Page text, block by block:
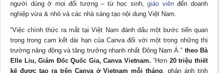
người dùng ở mọi đối tượng – từ học sinh,giáo viênđến doanh
nghiệp vừa & nhỏ và các nhà sáng tạo nội dung Việt Nam.
“Việc chính thức ra mắt tại Việt Nam đánh dấu một bước tiến quan
trọng trong cam kết dài hạn của Canva đối với một trong những thị
trường năng động và tăng trưởng nhanh nhất Đông Nam Á.” theo Bà
Elle Liu, Giám Đốc Quốc Gia, Canva Vietnam. “Hơn 20 triệu thiết
kế được tạo ra trên Canva ở Vietnam mỗi tháng, phản ánh tinh